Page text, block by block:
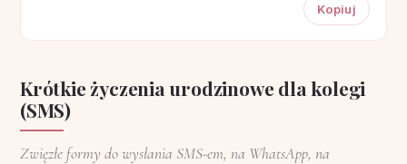
Kopiuj
Krótkie życzenia urodzinowe dla kolegi
(SMS)
Zwięzłe formy do wysłania SMS-em, na WhatsApp, na